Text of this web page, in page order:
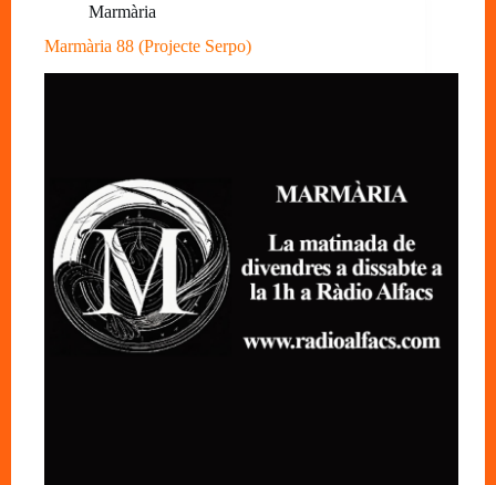
Marmària
Marmària 88 (Projecte Serpo)